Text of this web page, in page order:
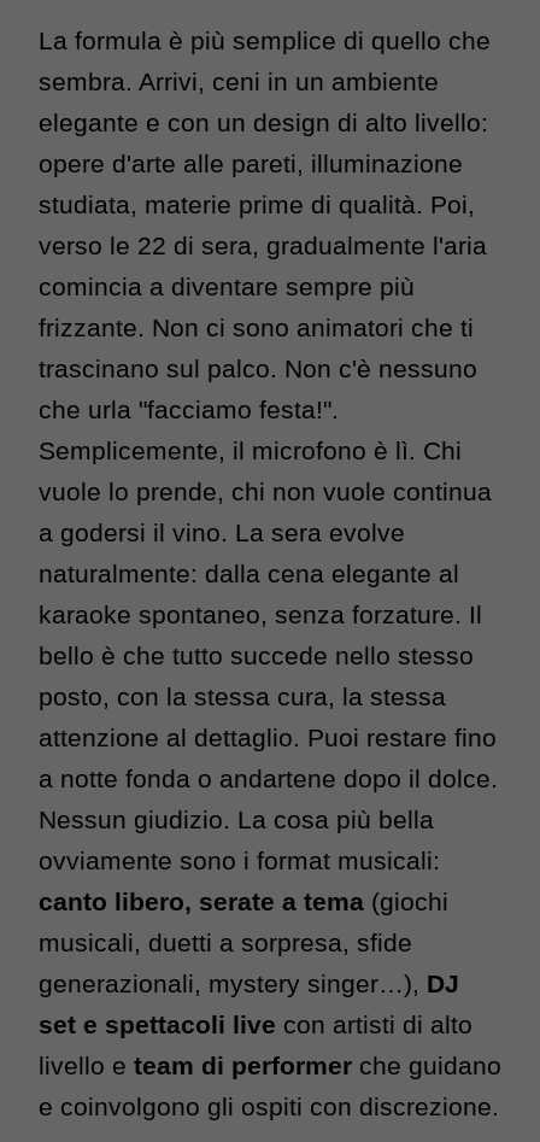
La formula è più semplice di quello che
sembra. Arrivi, ceni in un ambiente
elegante e con un design di alto livello:
opere d'arte alle pareti, illuminazione
studiata, materie prime di qualità. Poi,
verso le 22 di sera, gradualmente l'aria
comincia a diventare sempre più
frizzante. Non ci sono animatori che ti
trascinano sul palco. Non c'è nessuno
che urla "facciamo festa!".
Semplicemente, il microfono è lì. Chi
vuole lo prende, chi non vuole continua
a godersi il vino. La sera evolve
naturalmente: dalla cena elegante al
karaoke spontaneo, senza forzature. Il
bello è che tutto succede nello stesso
posto, con la stessa cura, la stessa
attenzione al dettaglio. Puoi restare fino
a notte fonda o andartene dopo il dolce.
Nessun giudizio. La cosa più bella
canto libero, serate a tema (giochi
musicali, duetti a sorpresa, sfide
generazionali, mystery singer…), DJ
set e spettacoli live con artisti di alto
livello e team di performer che guidano
e coinvolgono gli ospiti con discrezione.